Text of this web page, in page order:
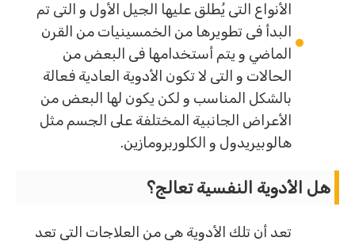
الأنواع التى يُطلق عليها الجيل الأول و التى تم
البدأ فى تطويرها من الخمسينيات من القرن
الماضي و يتم أستخدامها فى البعض من
الحالات و التى لا تكون الأدوية العادية فعالة
بالشكل المناسب و لكن يكون لها البعض من
الأعراض الجانبية المختلفة على الجسم مثل
هالوبيريدول و الكلوربرومازين.
هل الأدوية النفسية تعالج؟
تعد أن تلك الأدوية هى من العلاجات التى تعد